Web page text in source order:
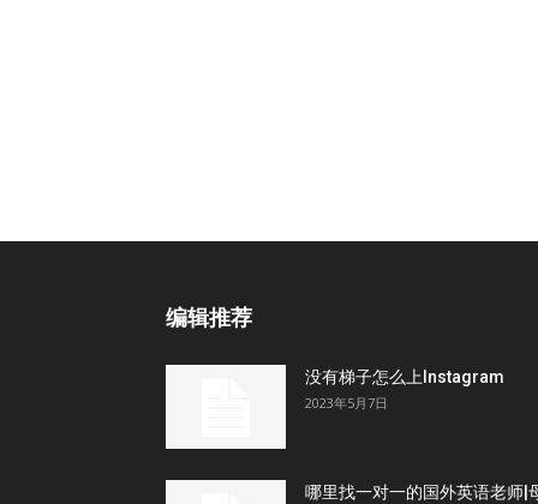
编辑推荐
没有梯子怎么上Instagram
2023年5月7日
哪里找一对一的国外英语老师|